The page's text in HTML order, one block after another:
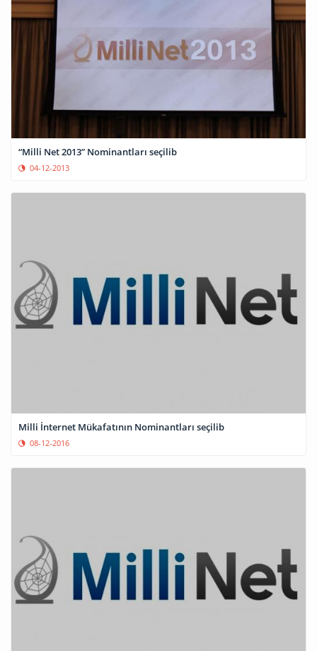
“Milli Net 2013” Nominantları seçilib
04-12-2013
Milli İnternet Mükafatının Nominantları seçilib
08-12-2016